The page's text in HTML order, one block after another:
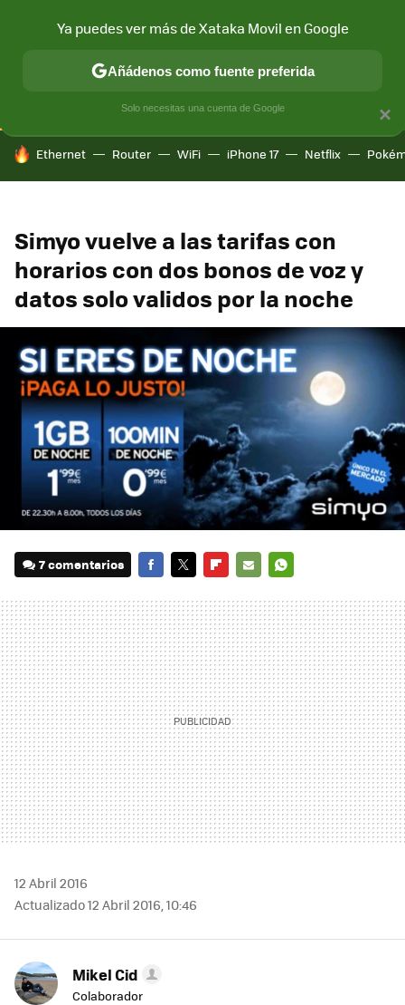
CONECTIVIDAD MÓVIL Y SOCIEDAD APLICACIONES
HOY SE HABLA DE
Ethernet Router WiFi iPhone 17 Netflix
Simyo vuelve a las tarifas con
horarios con dos bonos de voz y
datos solo validos por la noche
7 comentarios
MAIL
12 Abril 2016
Actualizado 12 Abril 2016, 10:46
Mikel Cid
Colaborador
×
Ya puedes ver más de Xataka Movil en Google
Añádenos como fuente preferida
Solo necesitas una cuenta de Google